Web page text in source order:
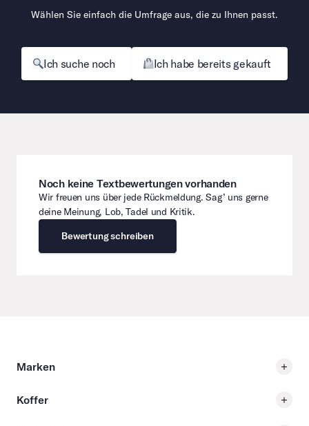
Wählen Sie einfach die Umfrage aus, die zu Ihnen passt.
Ich suche noch Ich habe bereits gekauft
Noch keine Textbewertungen vorhanden
Wir freuen uns über jede Rückmeldung. Sag’ uns gerne
deine Meinung, Lob, Tadel und Kritik.
Bewertung schreiben
Marken
Koffer